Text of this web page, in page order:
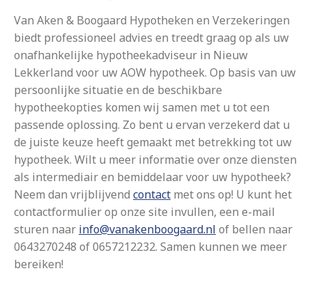
Van Aken & Boogaard Hypotheken en Verzekeringen
biedt professioneel advies en treedt graag op als uw
onafhankelijke hypotheekadviseur in Nieuw
Lekkerland voor uw AOW hypotheek. Op basis van uw
persoonlijke situatie en de beschikbare
hypotheekopties komen wij samen met u tot een
passende oplossing. Zo bent u ervan verzekerd dat u
de juiste keuze heeft gemaakt met betrekking tot uw
hypotheek. Wilt u meer informatie over onze diensten
als intermediair en bemiddelaar voor uw hypotheek?
Neem dan vrijblijvend contact met ons op! U kunt het
contactformulier op onze site invullen, een e-mail
sturen naar info@vanakenboogaard.nl of bellen naar
0643270248 of 0657212232. Samen kunnen we meer
bereiken!